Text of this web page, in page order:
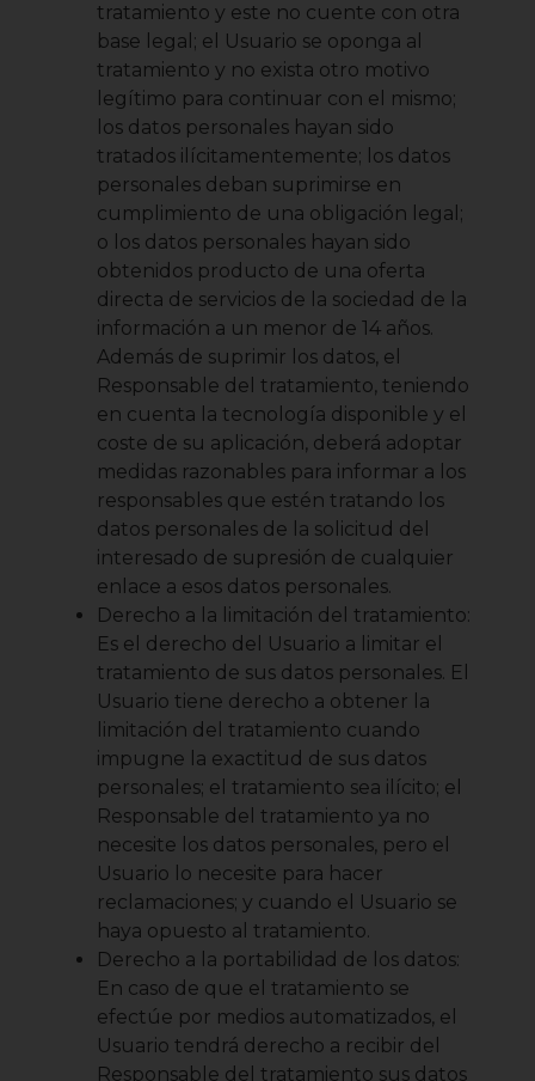
tratamiento y este no cuente con otra
base legal; el Usuario se oponga al
tratamiento y no exista otro motivo
legítimo para continuar con el mismo;
los datos personales hayan sido
tratados ilícitamentemente; los datos
personales deban suprimirse en
cumplimiento de una obligación legal;
o los datos personales hayan sido
obtenidos producto de una oferta
directa de servicios de la sociedad de la
información a un menor de 14 años.
Además de suprimir los datos, el
Responsable del tratamiento, teniendo
en cuenta la tecnología disponible y el
coste de su aplicación, deberá adoptar
medidas razonables para informar a los
responsables que estén tratando los
datos personales de la solicitud del
interesado de supresión de cualquier
enlace a esos datos personales.
Derecho a la limitación del tratamiento:
Es el derecho del Usuario a limitar el
tratamiento de sus datos personales. El
Usuario tiene derecho a obtener la
limitación del tratamiento cuando
impugne la exactitud de sus datos
personales; el tratamiento sea ilícito; el
Responsable del tratamiento ya no
necesite los datos personales, pero el
Usuario lo necesite para hacer
reclamaciones; y cuando el Usuario se
haya opuesto al tratamiento.
Derecho a la portabilidad de los datos:
En caso de que el tratamiento se
efectúe por medios automatizados, el
Usuario tendrá derecho a recibir del
Responsable del tratamiento sus datos